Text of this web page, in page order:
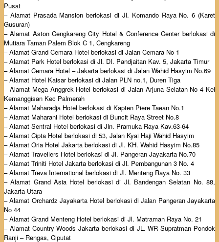
Pusat
– Alamat Prasada Mansion berlokasi di Jl. Komando Raya No. 6 (Karet
Gusuran)
– Alamat Aston Cengkareng City Hotel & Conference Center berlokasi di
Mutiara Taman Palem Blok C 1, Cengkareng
– Alamat Grand Cemara Hotel berlokasi di Jalan Cemara No 1
– Alamat Park Hotel berlokasi di Jl. DI. Pandjaitan Kav. 5, Jakarta Timur
– Alamat Cemara Hotel – Jakarta berlokasi di Jalan Wahid Hasyim No.69
– Alamat Hotel Kaisar berlokasi di Jalan PLN no.1, Duren Tiga
– Alamat Mega Anggrek Hotel berlokasi di Jalan Arjuna Selatan No 4 Kel
Kemanggisan Kec Palmerah
– Alamat Maharadja Hotel berlokasi di Kapten Piere Taean No.1
– Alamat Maharani Hotel berlokasi di Buncit Raya Street No.8
– Alamat Sentral Hotel berlokasi di Jln. Pramuka Raya Kav.63-64
– Alamat Cipta Hotel berlokasi di 53, Jalan Kyai Haji Wahid Hasyim
– Alamat Oria Hotel Jakarta berlokasi di Jl. KH. Wahid Hasyim No.85
– Alamat Travellers Hotel berlokasi di Jl. Pangeran Jayakarta No.70
– Alamat Triniti Hotel Jakarta berlokasi di Jl. Pembangunan 3 No. 4
– Alamat Treva International berlokasi di Jl. Menteng Raya No. 33
– Alamat Grand Asia Hotel berlokasi di Jl. Bandengan Selatan No. 88,
Jakarta Utara
– Alamat Orchardz Jayakarta Hotel berlokasi di Jalan Pangeran Jayakarta
No 44
– Alamat Grand Menteng Hotel berlokasi di Jl. Matraman Raya No. 21
– Alamat Country Woods Jakarta berlokasi di JL. WR Supratman Pondok
Ranji – Rengas, Ciputat